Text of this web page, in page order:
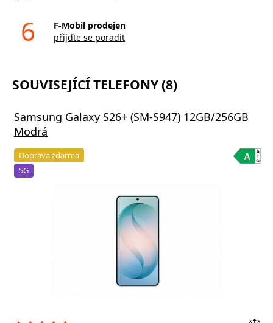
6
F-Mobil prodejen
přijďte se poradit
SOUVISEJÍCÍ TELEFONY (8)
Samsung Galaxy S26+ (SM-S947) 12GB/256GB
Modrá
Doprava zdarma
5G